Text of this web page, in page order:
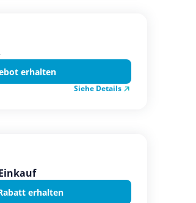
erhalten
Siehe Details
erhalten